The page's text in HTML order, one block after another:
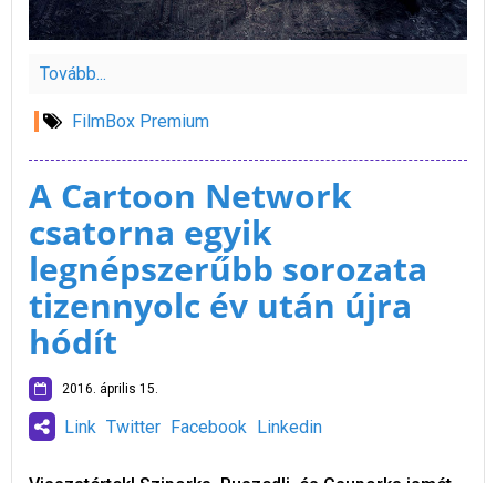
Tovább...
FilmBox Premium
A Cartoon Network
csatorna egyik
legnépszerűbb sorozata
tizennyolc év után újra
hódít
2016. április 15.
Link Twitter Facebook Linkedin